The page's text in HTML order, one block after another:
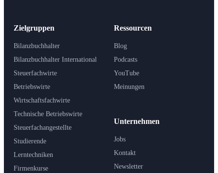
Zielgruppen
Bilanzbuchhalter
Bilanzbuchhalter International
Steuerfachwirte
Betriebswirte
Wirtschaftsfachwirte
Technische Betriebswirte
Steuerfachangestellte
Studierende
Lerntechniken
Firmenkurse
Ressourcen
Blog
Podcasts
YouTube
Meinungen
Unternehmen
Jobs
Kontakt
Newsletter